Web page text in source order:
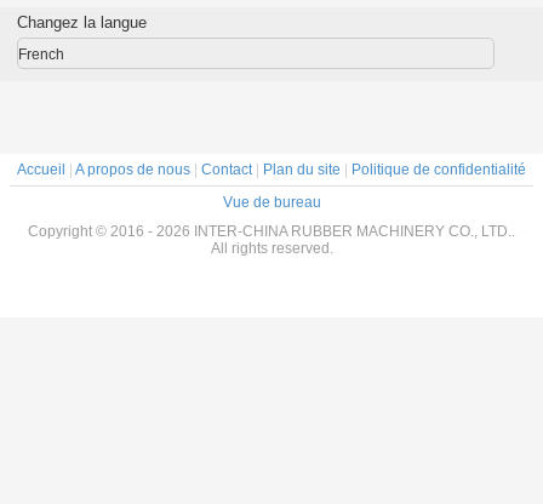
Changez la langue
French
Accueil A propos de nous Contact| Plan du site
Politique de confidentialité
Vue de bureau
Copyright © 2016 - 2026 INTER-CHINA RUBBER MACHINERY CO., LTD..
All rights reserved.